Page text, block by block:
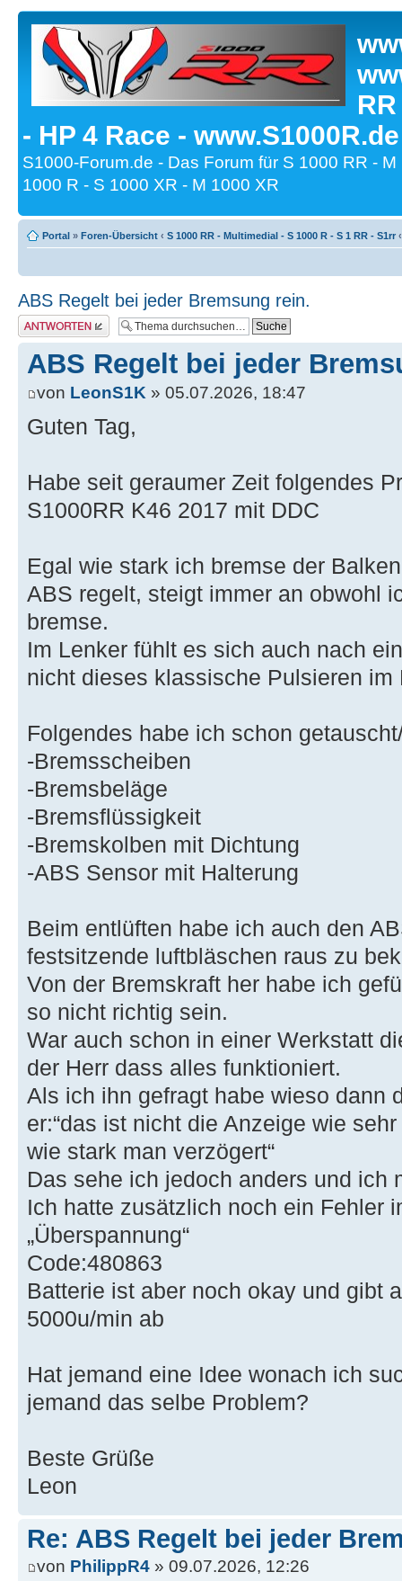
- HP 4 Race -
S1000-Forum.de - Das Forum für S 1000 RR -
1000 R - S 1000 XR - M 1000 XR
Portal » Foren-Übersicht ‹ S 1000 RR - Multimedial - S 1000 R - S 1 RR - S1rr ‹
ABS Regelt bei jeder Bremsung rein.
Antwort erstellen
ABS Regelt bei jeder
von LeonS1K » 05.07.2026, 18:47
Guten Tag,
Habe seit geraumer Zeit folgendes
S1000RR K46 2017 mit DDC
Egal wie stark ich bremse der
ABS regelt, steigt immer an obwohl
bremse.
Im Lenker fühlt es sich auch nach
nicht dieses klassische Pulsieren im
Folgendes habe ich schon
-Bremsscheiben
-Bremsbeläge
-Bremsflüssigkeit
-Bremskolben mit Dichtung
-ABS Sensor mit Halterung
Beim entlüften habe ich auch den
festsitzende luftbläschen raus zu
Von der Bremskraft her habe ich
so nicht richtig sein.
War auch schon in einer Werkstatt
der Herr dass alles funktioniert.
Als ich ihn gefragt habe wieso dann
er:“das ist nicht die Anzeige wie
wie stark man verzögert“
Das sehe ich jedoch anders und ich
Ich hatte zusätzlich noch ein Fehler
„Überspannung“
Code:480863
Batterie ist aber noch okay und gibt
5000u/min ab
Hat jemand eine Idee wonach ich
jemand das selbe Problem?
Beste Grüße
Leon
Re: ABS Regelt bei jeder
von PhilippR4 » 09.07.2026, 12:26